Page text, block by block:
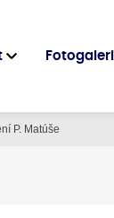
P. Matúše